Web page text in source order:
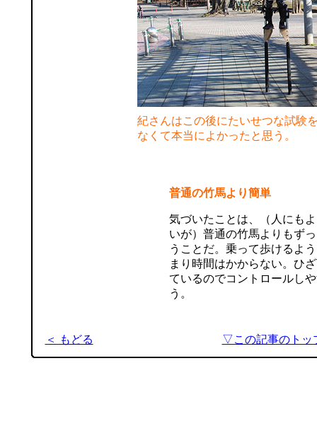
紀さんはこの後にたいせつな試験
なくて本当によかったと思う。
普通の竹馬より簡単
気づいたことは、（人にも
いが）普通の竹馬よりもず
うことだ。乗って歩けるよ
まり時間はかからない。ひ
ているのでコントロールし
う。
＜ もどる ▽この記事のトッ